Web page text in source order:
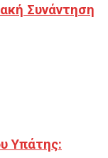
Συνάντηση
Υπάτης: